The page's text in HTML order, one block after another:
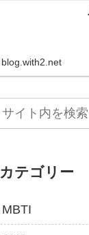
blog.with2.net
カテゴリー
MBTI